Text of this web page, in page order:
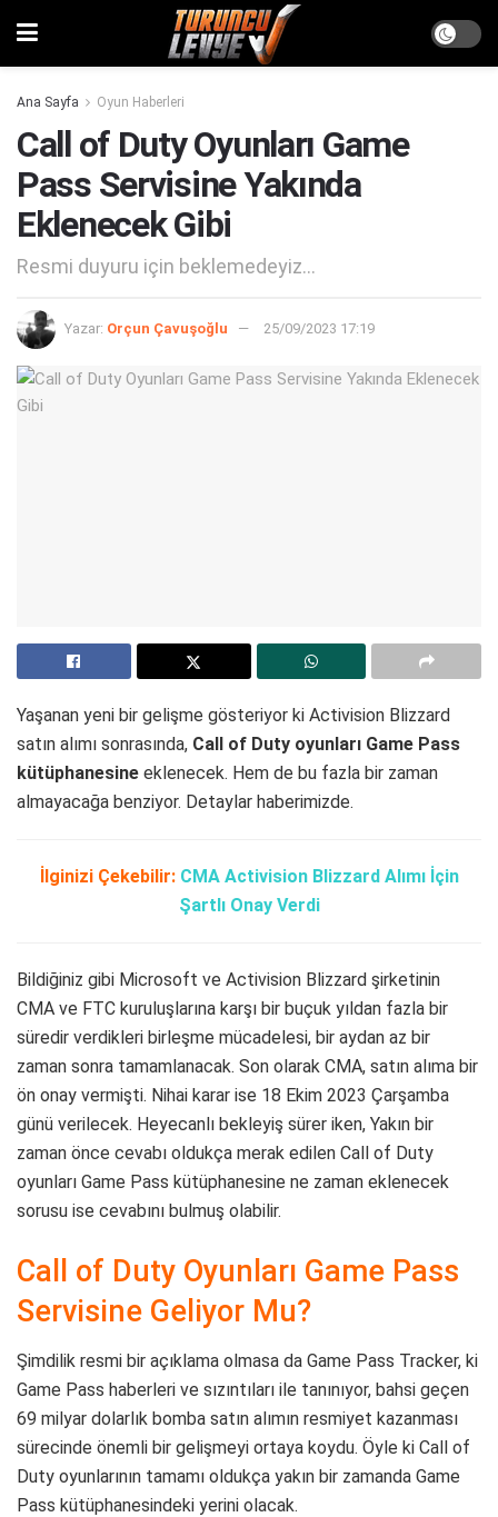
Ana Sayfa Oyun Haberleri
Call of Duty Oyunları Game
Pass Servisine Yakında
Eklenecek Gibi
Resmi duyuru için beklemedeyiz...
Yazar: Orçun Çavuşoğlu 25/09/2023 17:19
Yaşanan yeni bir gelişme gösteriyor ki Activision Blizzard
satın alımı sonrasında, Call of Duty oyunları Game Pass
kütüphanesine eklenecek. Hem de bu fazla bir zaman
almayacağa benziyor. Detaylar haberimizde.
İlginizi Çekebilir: CMA Activision Blizzard Alımı İçin
Şartlı Onay Verdi
Bildiğiniz gibi Microsoft ve Activision Blizzard şirketinin
CMA ve FTC kuruluşlarına karşı bir buçuk yıldan fazla bir
süredir verdikleri birleşme mücadelesi, bir aydan az bir
zaman sonra tamamlanacak. Son olarak CMA, satın alıma bir
ön onay vermişti. Nihai karar ise 18 Ekim 2023 Çarşamba
günü verilecek. Heyecanlı bekleyiş sürer iken, Yakın bir
zaman önce cevabı oldukça merak edilen Call of Duty
oyunları Game Pass kütüphanesine ne zaman eklenecek
sorusu ise cevabını bulmuş olabilir.
Call of Duty Oyunları Game Pass
Servisine Geliyor Mu?
Şimdilik resmi bir açıklama olmasa da Game Pass Tracker, ki
Game Pass haberleri ve sızıntıları ile tanınıyor, bahsi geçen
69 milyar dolarlık bomba satın alımın resmiyet kazanması
sürecinde önemli bir gelişmeyi ortaya koydu. Öyle ki Call of
Duty oyunlarının tamamı oldukça yakın bir zamanda Game
Pass kütüphanesindeki yerini olacak.